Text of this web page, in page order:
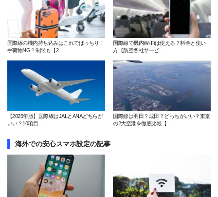
国際線の機内持ち込みはこれでばっちり！
手荷物NG？制限も【2...
国際線で機内Wi-Fiは使える？料金と使い
方【航空各社サービ...
【2025年版】国際線はJALとANAどちらが
いい？10項目...
国際線は羽田？成田？どっちがいい？東京
の2大空港を徹底比較【...
海外での安心スマホ設定の記事